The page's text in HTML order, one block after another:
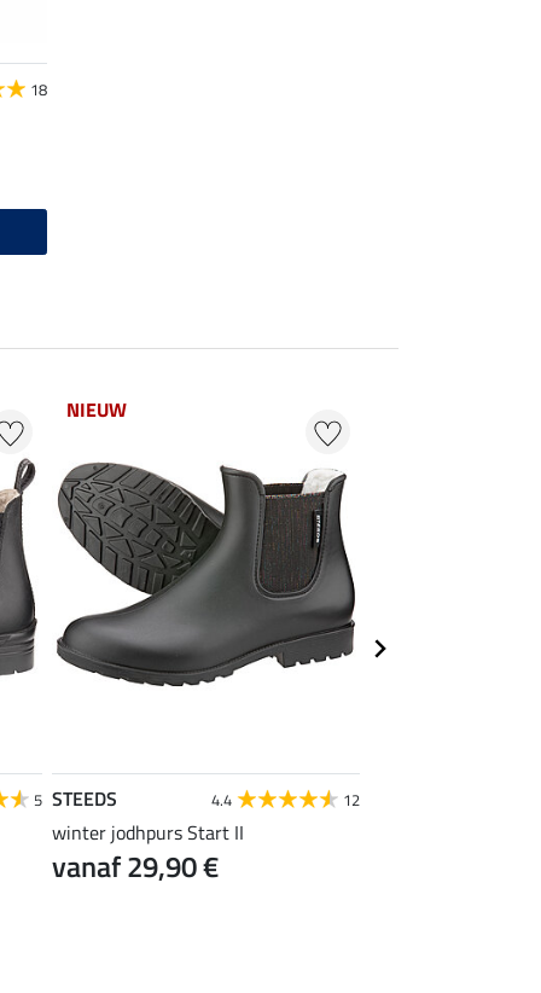
18
5
NIEUW
STEEDS 4.4 12
winter jodhpurs Start II
vanaf 29,90 €